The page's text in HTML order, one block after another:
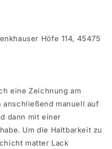
Höfe 114, 45475
eine Zeichnung am
manuell auf
dann mit einer
Um die Haltbarkeit zu
matter Lack